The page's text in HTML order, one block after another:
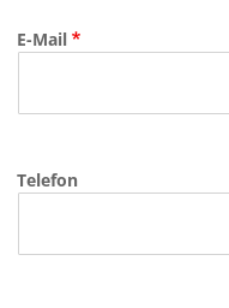
E-Mail
Telefon